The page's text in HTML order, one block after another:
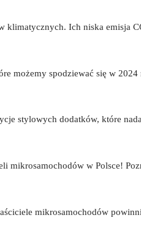
Ich niska emisja
możemy spodziewać się w
stylowych dodatków, które
mikrosamochodów w Polsce!
mikrosamochodów